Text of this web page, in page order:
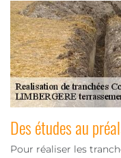
Des études au
Pour réaliser les